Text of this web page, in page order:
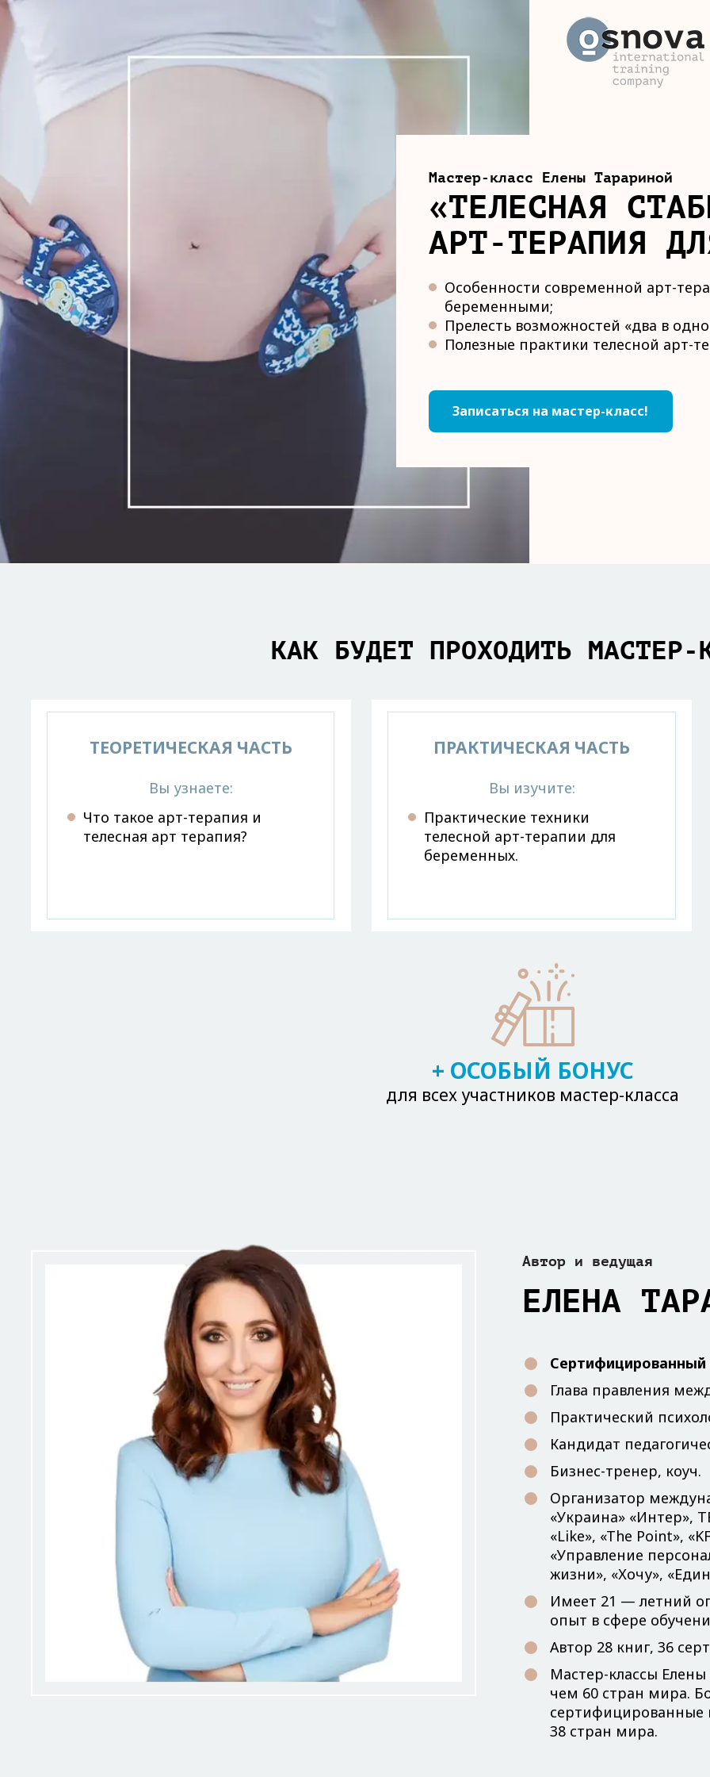
Мастер-класс Елены Тарариной
«ТЕЛЕСНАЯ
АРТ-ТЕРАПИЯ
Особенности современной арт-
беременными;
Прелесть возможностей «два в
Полезные практики телесной арт-
Записаться на мастер-класс!
КАК БУДЕТ ПРОХОДИТЬ МАСТЕР-
ТЕОРЕТИЧЕСКАЯ ЧАСТЬ
Вы узнаете:
Что такое арт-терапия и
телесная арт терапия?
ПРАКТИЧЕСКАЯ ЧАСТЬ
Вы изучите:
Практические техники
телесной арт-терапии для
беременных.
+ ОСОБЫЙ БОНУС
для всех участников мастер-класса
Автор и ведущая
ЕЛЕНА
Глава правления
Практический
Кандидат
Бизнес-тренер, коуч.
Организатор
«Украина» «Интер»,
«Like», «The Point»,
«Управление
жизни», «Хочу»,
Имеет 21 — летний
опыт в сфере
Автор 28 книг, 36
Мастер-классы Елены
чем 60 стран мира.
сертифицированные
38 стран мира.